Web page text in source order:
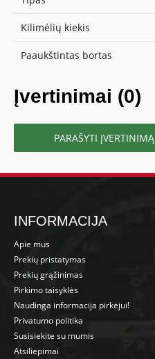
Kilimėlių kiekis
Paaukštintas bortas
Įvertinimai (0)
PARAŠYTI ĮVERTINIMĄ
INFORMACIJA
Apie mus
Prekių pristatymas
Prekių grąžinimas
Pirkimo taisyklės
Naudinga informacija pirkėjui!
Privatumo politika
Susisiekite su mumis
Atsiliepimai